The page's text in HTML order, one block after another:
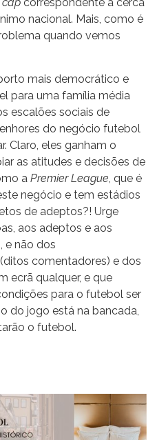
nacional. Mais, como é
quando vemos
mais democrático e
para uma família média
escalões sociais de
do negócio futebol
Claro, eles ganham o
as atitudes e decisões de
a Premier League , que é
negócio e tem estádios
de adeptos?! Urge
aos adeptos e aos
e não dos
comentadores) e dos
ecrã qualquer, e que
para o futebol ser
do jogo está na bancada,
o futebol.